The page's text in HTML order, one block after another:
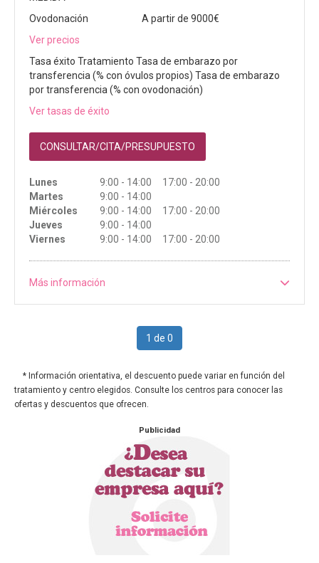
Ovodonación
A partir de 9000€
Ver precios
Tasa éxito Tratamiento Tasa de embarazo por
transferencia (% con óvulos propios) Tasa de embarazo
por transferencia (% con ovodonación)
Ver tasas de éxito
CONSULTAR/CITA/PRESUPUESTO
Lunes
9:00 - 14:00 17:00 - 20:00
Martes
9:00 - 14:00
Miércoles
9:00 - 14:00 17:00 - 20:00
Jueves
9:00 - 14:00
Viernes
9:00 - 14:00 17:00 - 20:00
Más información
1 de 0
* Información orientativa, el descuento puede variar en función del
tratamiento y centro elegidos. Consulte los centros para conocer las
ofertas y descuentos que ofrecen.
Publicidad